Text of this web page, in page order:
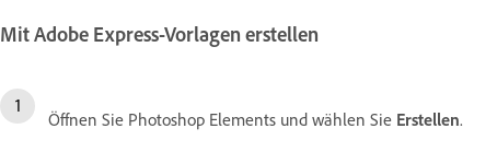
Mit Adobe Express-Vorlagen erstellen
Öffnen Sie Photoshop Elements und wählen Sie Erstellen.